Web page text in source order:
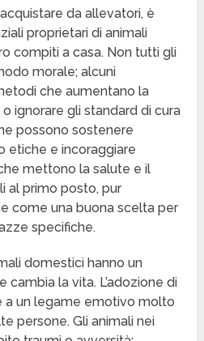
da allevatori, è
proprietari di animali
compiti a casa. Non tutti gli
morale; alcuni
che aumentano la
ignorare gli standard di cura
possono sostenere
etiche e incoraggiare
mettono la salute e il
al primo posto, pur
come una buona scelta per
specifiche.
domestici hanno un
la vita. L’adozione di
a un legame emotivo molto
persone. Gli animali nei